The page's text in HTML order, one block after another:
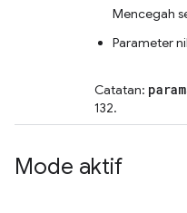
Mencegah
Parameter
Catatan:
132.
Mode aktif